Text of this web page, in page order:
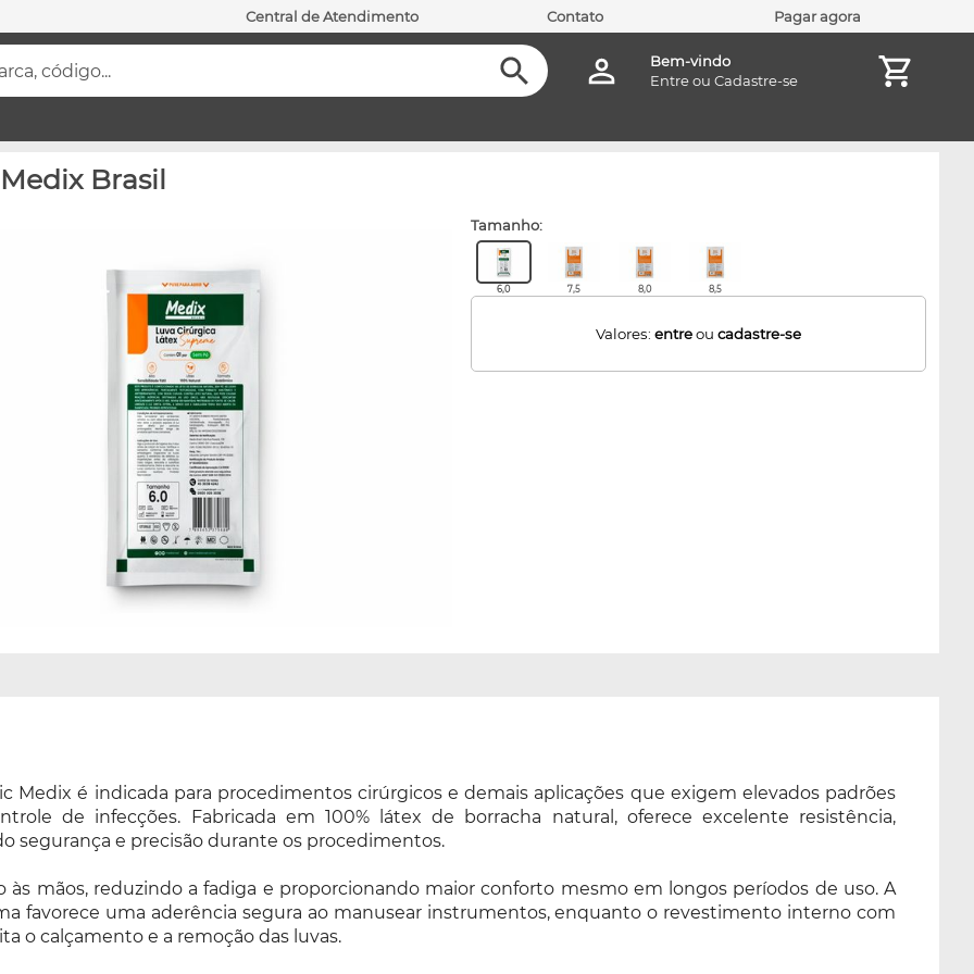
Central de Atendimento Contato Pagar agora
código...
Bem-vindo
Entreou Cadastre-se
Brasil
tamanho:
6,0 7,5 8,0 8,5
Valores:entreoucadastre-se
Medix é indicada para procedimentos cirúrgicos e demais aplicações que exigem elevados padrões
de infecções. Fabricada em 100% látex de borracha natural, oferece excelente resistência,
segurança e precisão durante os procedimentos.
mãos, reduzindo a fadiga e proporcionando maior conforto mesmo em longos períodos de uso. A
favorece uma aderência segura ao manusear instrumentos, enquanto o revestimento interno com
o calçamento e a remoção das luvas.